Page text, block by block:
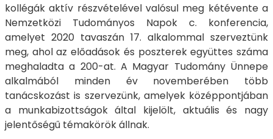
kollégák aktív részvételével valósul meg kétévente a
Nemzetközi Tudományos Napok c. konferencia,
amelyet 2020 tavaszán 17. alkalommal szerveztünk
meg, ahol az előadások és poszterek együttes száma
meghaladta a 200-at. A Magyar Tudomány Ünnepe
alkalmából minden év novemberében több
tanácskozást is szervezünk, amelyek középpontjában
a munkabizottságok által kijelölt, aktuális és nagy
jelentőségű témakörök állnak.